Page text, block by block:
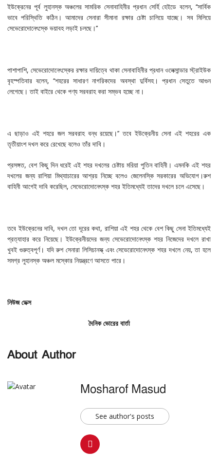
ইউক্রেনের পূর্ব লুহানস্ক অঞ্চলের সামরিক সেনাবাহিনীর প্রধান সের্হি হেইডে বলেন, ‘‘সার্বিক
ভাবে পরিস্থিতি কঠিন। আমাদের সেনারা সীমানা রক্ষার চেষ্টা চালিয়ে যাচ্ছে। সব মিলিয়ে
সেভেরোদোনেৎস্কে ভয়াবহ লড়াই চলছে।’’
পাশাপাশি, সেভেরোদোনেৎস্কের রক্ষার দায়িত্বে থাকা সেনাবাহিনীর প্রধান ওলেক্সান্ডার স্ট্রাইউক
বৃহস্পতিবার বলেন, ‘‘শহরের সাধারণ নাগরিকদের অবস্থা দুর্বিসহ। প্রধান সেতুতে আগুন
লেগেছে। তাই বাইরে থেকে পণ্য সরবরাহ করা সম্ভব হচ্ছে না।
এ ছাড়াও এই শহরে জল সরবরাহ বন্ধ রয়েছে।’’ তবে ইউক্রেনীয় সেনা এই শহরের এক
তৃতীয়াংশ দখল করে রেখেছে বলেও তাঁর দাবি।
প্রসঙ্গত, বেশ কিছু দিন ধরেই এই শহর দখলের চেষ্টায় মরিয়া পুতিন বাহিনী। এমনকি এই শহর
দখলের জন্য রাশিয়া মিথ্যাচারের আশ্রয় নিচ্ছে বলেও জেলেনস্কি সরকারের অভিযোগ।রুশ
বাহিনী আগেই দাবি করেছিল, সেভেরোদোনেৎস্ক শহর ইতিমধ্যেই তাদের দখলে চলে এসেছে।
তবে ইউক্রেনের দাবি, দখল তো দূরের কথা, রাশিয়া এই শহর থেকে বেশ কিছু সেনা ইতিমধ্যেই
প্রত্যাহার করে নিয়েছে। ইউক্রেনীয়দের জন্য সেভেরোদোনেৎস্ক শহর নিজেদের দখলে রাখা
খুবই গুরুত্বপূর্ণ। যদি রুশ সেনারা লিসিচানস্ক্‌ এবং সেভেরোদোনেৎস্ক শহর দখলে নেয়, তা হলে
সমগ্র লুহানস্ক অঞ্চল মস্কোর নিয়ন্ত্রণে আসতে পারে।
নিউজ ডেক্স
দৈনিক ভোরের বার্তা
About Author
Mosharof Masud
See author's posts